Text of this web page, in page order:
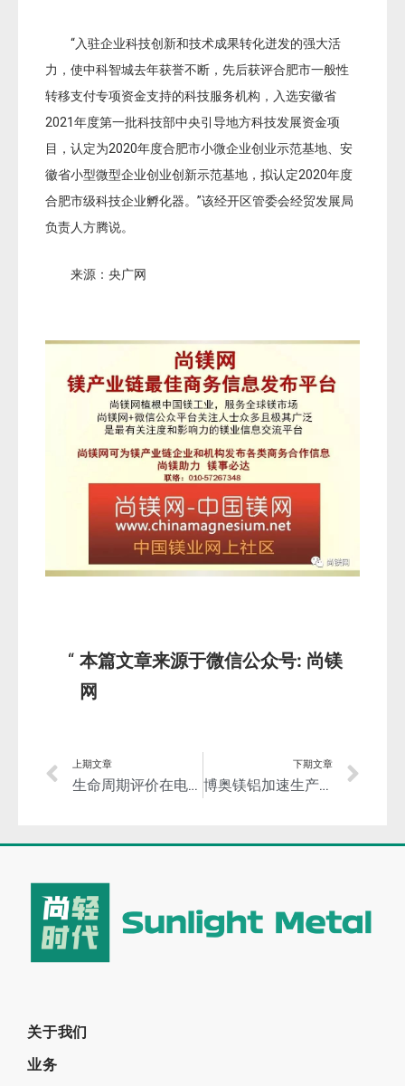
“入驻企业科技创新和技术成果转化迸发的强大活
力，使中科智城去年获誉不断，先后获评合肥市一般性
转移支付专项资金支持的科技服务机构，入选安徽省
2021年度第一批科技部中央引导地方科技发展资金项
目，认定为2020年度合肥市小微企业创业示范基地、安
徽省小型微型企业创业创新示范基地，拟认定2020年度
合肥市级科技企业孵化器。”该经开区管委会经贸发展局
负责人方腾说。
来源：央广网
本篇文章来源于微信公众号: 尚镁
网
上期文章
生命周期评价在电解铝中的应用
下期文章
博奥镁铝加速生产镁合金压铸部件
关于我们
业务